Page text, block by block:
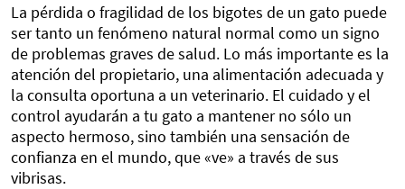
La pérdida o fragilidad de los bigotes de un gato puede
ser tanto un fenómeno natural normal como un signo
de problemas graves de salud. Lo más importante es la
atención del propietario, una alimentación adecuada y
la consulta oportuna a un veterinario. El cuidado y el
control ayudarán a tu gato a mantener no sólo un
aspecto hermoso, sino también una sensación de
confianza en el mundo, que «ve» a través de sus
vibrisas.